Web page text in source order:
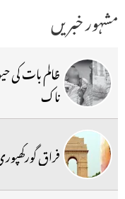
مشہور خبریں
ظالم بات کی
ناک
فراق